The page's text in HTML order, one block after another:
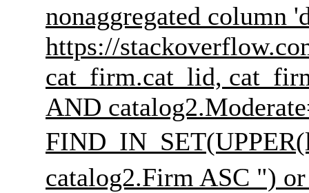
nonaggregated column
https://
cat_firm.cat_lid,
AND
catalog2.Firm